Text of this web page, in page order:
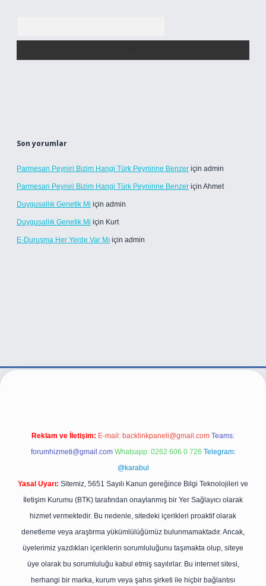
Son yorumlar
Parmesan Peyniri Bizim Hangi Türk Peynirine Benzer için admin
Parmesan Peyniri Bizim Hangi Türk Peynirine Benzer için Ahmet
Duygusallık Genetik Mi için admin
Duygusallık Genetik Mi için Kurt
E-Duruşma Her Yerde Var Mı için admin
Reklam ve İletişim: E-mail: backlinkpaneli@gmail.com Teams:
forumhizmeti@gmail.com Whatsapp: 0262 606 0 726 Telegram:
@karabul
Yasal Uyarı: Sitemiz, 5651 Sayılı Kanun gereğince Bilgi Teknolojileri ve
İletişim Kurumu (BTK) tarafından onaylanmış bir Yer Sağlayıcı olarak
hizmet vermektedir. Bu nedenle, sitedeki içerikleri proaktif olarak
denetleme veya araştırma yükümlülüğümüz bulunmamaktadır. Ancak,
üyelerimiz yazdıkları içeriklerin sorumluluğunu taşımakta olup, siteye
üye olarak bu sorumluluğu kabul etmiş sayılırlar. Bu internet sitesi,
herhangi bir marka, kurum veya şahıs şirketi ile hiçbir bağlantısı